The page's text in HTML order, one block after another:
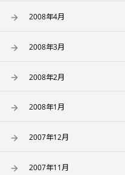
2008年4月
2008年3月
2008年2月
2008年1月
2007年12月
2007年11月